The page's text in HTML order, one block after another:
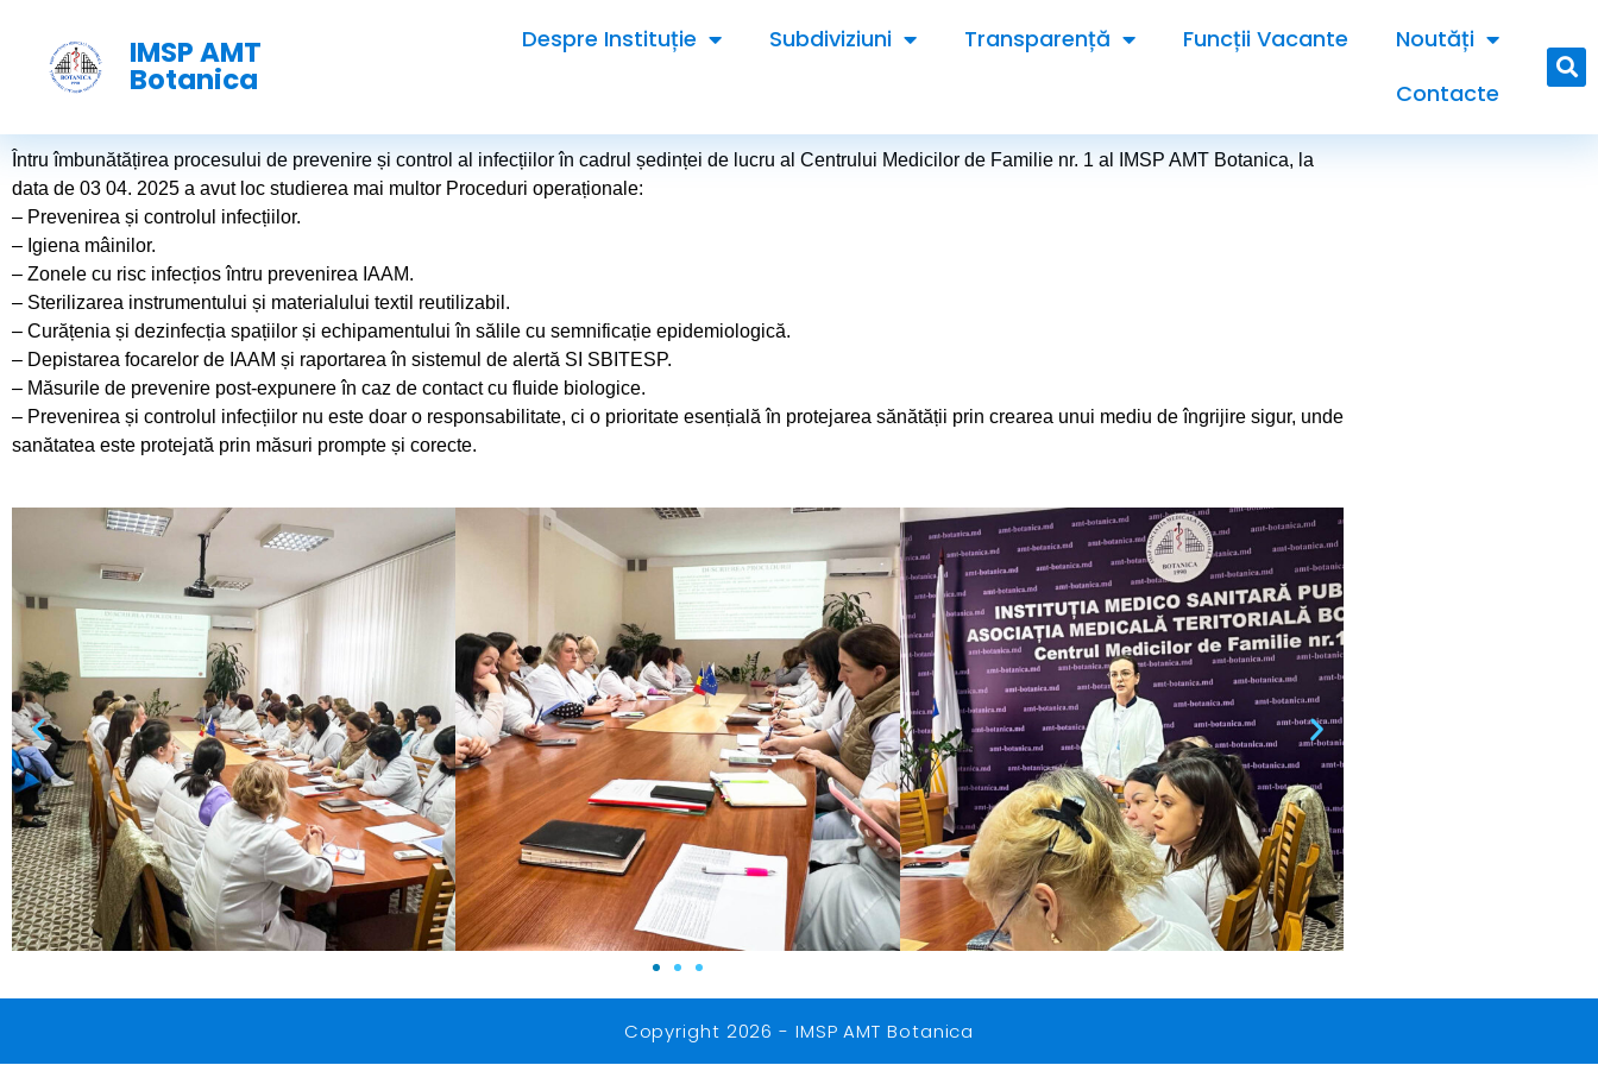
IMSP AMT
Botanica
Despre Instituție Subdiviziuni Transparență Funcții Vacante
Noutăți
Contacte
Întru îmbunătățirea procesului de prevenire și control al infecțiilor în cadrul ședinței de lucru al Centrului Medicilor de Familie nr. 1 al IMSP AMT Botanica, la
data de 03 04. 2025 a avut loc studierea mai multor Proceduri operaționale:
– Prevenirea și controlul infecțiilor.
– Igiena mâinilor.
– Zonele cu risc infecțios întru prevenirea IAAM.
– Sterilizarea instrumentului și materialului textil reutilizabil.
– Curățenia și dezinfecția spațiilor și echipamentului în sălile cu semnificație epidemiologică.
– Depistarea focarelor de IAAM și raportarea în sistemul de alertă SI SBITESP.
– Măsurile de prevenire post-expunere în caz de contact cu fluide biologice.
– Prevenirea și controlul infecțiilor nu este doar o responsabilitate, ci o prioritate esențială în protejarea sănătății prin crearea unui mediu de îngrijire sigur, unde
sanătatea este protejată prin măsuri prompte și corecte.
Copyright 2026 - IMSP AMT Botanica